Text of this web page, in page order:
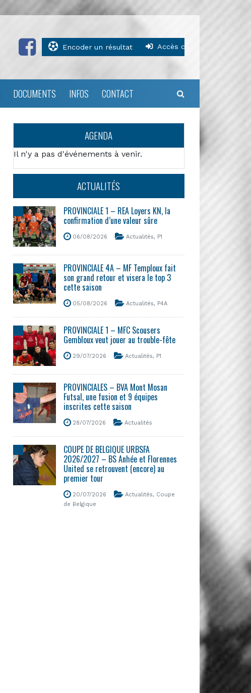
Encoder un résultat Accès clubs
DOCUMENTS INFOS CONTACT
AGENDA
Il n'y a pas d'événements à venir.
ACTUALITÉS
PROVINCIALE 1 – REA Loyers KN, la
confirmation d’une valeur sûre
06/08/2026 Actualités, P1
PROVINCIALE 4A – MF Temploux fait
son grand retour et visera le top 3
cette saison
05/08/2026 Actualités, P4A
PROVINCIALE 1 – MFC Scousers
Gembloux veut jouer au trouble-fête
29/07/2026 Actualités, P1
PROVINCIALES – BVA Mont Mosan
Futsal, une fusion et 9 équipes
inscrites cette saison
28/07/2026 Actualités
COUPE DE BELGIQUE URBSFA
2026/2027 – BS Anhée et Florennes
United se retrouvent (encore) au
premier tour
20/07/2026 Actualités, Coupe
de Belgique